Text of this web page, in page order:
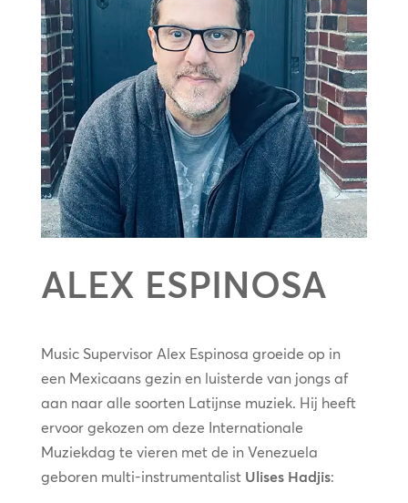
ALEX ESPINOSA
Music Supervisor Alex Espinosa groeide op in
een Mexicaans gezin en luisterde van jongs af
aan naar alle soorten Latijnse muziek. Hij heeft
ervoor gekozen om deze Internationale
Muziekdag te vieren met de in Venezuela
geboren multi-instrumentalist Ulises Hadjis: